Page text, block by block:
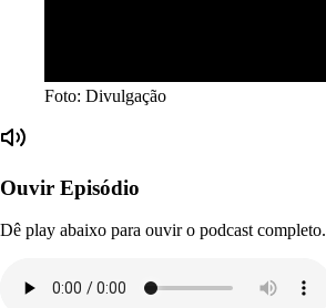
Foto: Divulgação
Ouvir Episódio
Dê play abaixo para ouvir o podcast completo.